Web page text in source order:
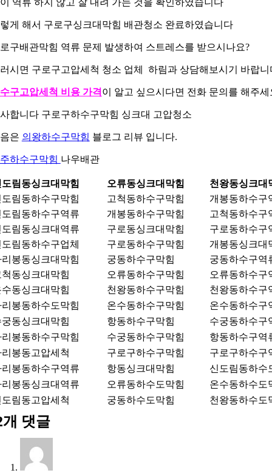
게 해서 구로구싱크대막힘 배관청소 완료하였습니다
구배관막힘 역류 문제 발생하여 스트레스를 받으시나요?
시면 구로구고압세척 청소 업체 하림과 상담해보시기 바랍니
구고압세척 비용 가격이 알고 싶으시다면 전화 문의를 해주세
합니다 구로구하수구막힘 싱크대 고압청소
은 의왕하수구막힘 블로그 리뷰 입니다.
하수구막힘 나우배관
림동싱크대막힘 오류동싱크대막힘
천왕동싱크대
림동하수구막힘
고척동하수구막힘
개봉동하수구
림동하수구역류
개봉동하수구막힘
고척동하수구
림동싱크대역류
구로동싱크대막힘
구로동하수구
림동하수구업체
구로동하수구막힘
개봉동싱크대
봉동싱크대막힘
궁동하수구막힘
궁동하수구역
동싱크대막힘
오류동하수구막힘
오류동하수구
동싱크대막힘
천왕동하수구막힘
천왕동하수구
봉동하수도막힘
온수동하수구막힘
온수동하수구
동싱크대막힘
항동하수구막힘
수궁동하수구
봉동하수구막힘
수궁동하수구막힘
항동하수구역
봉동고압세척
구로구하수구막힘
구로구하수구
봉동하수구역류
항동싱크대막힘
신도림동하수
봉동싱크대역류
오류동하수도막힘
온수동하수도
림동고압세척
궁동하수도막힘 천왕동하수도
개 댓글